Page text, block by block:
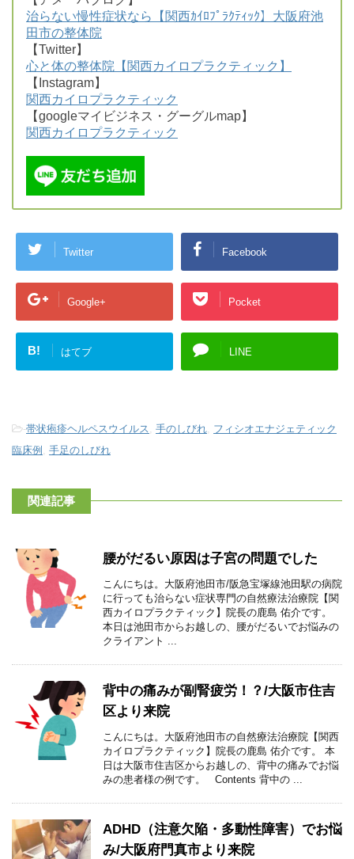
治らない慢性症状なら【関西ｶｲﾛﾌﾟﾗｸﾃｨｯｸ】大阪府池
田市の整体院
【Twitter】
心と体の整体院【関西カイロプラクティック】
【Instagram】
関西カイロプラクティック
【googleマイビジネス・グーグルmap】
関西カイロプラクティック
Twitter Facebook
Google+ Pocket
B! はてブ LINE
-帯状疱疹ヘルペスウイルス, 手のしびれ, フィシオエナジェティック
臨床例 , 手足のしびれ
関連記事
腰がだるい原因は子宮の問題でした
こんにちは。大阪府池田市/阪急宝塚線池田駅の病院
に行っても治らない症状専門の自然療法治療院【関
西カイロプラクティック】院長の鹿島 佑介です。
本日は池田市からお越しの、腰がだるいでお悩みの
クライアント ...
背中の痛みが副腎疲労！？/大阪市住吉
区より来院
こんにちは。大阪府池田市の自然療法治療院【関西
カイロプラクティック】院長の鹿島 佑介です。 本
日は大阪市住吉区からお越しの、背中の痛みでお悩
みの患者様の例です。 Contents 背中の ...
ADHD（注意欠陥・多動性障害）でお悩
み/大阪府門真市より来院